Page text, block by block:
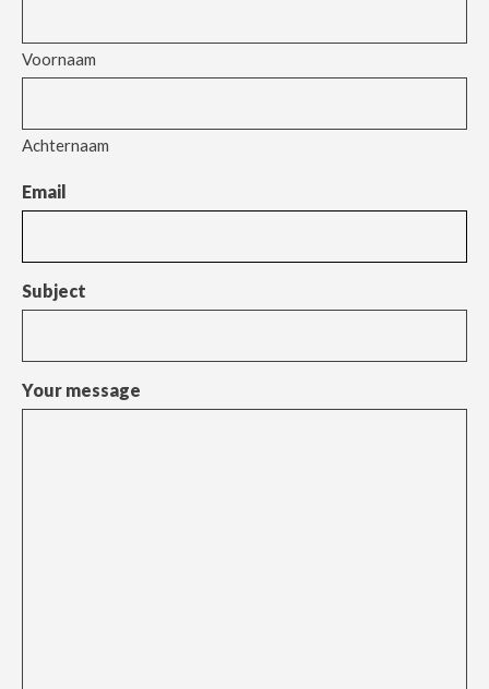
Voornaam
Achternaam
Email
Subject
Your message